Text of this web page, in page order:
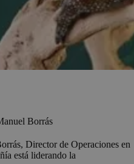
Borrás
Director de Operaciones en
está liderando la